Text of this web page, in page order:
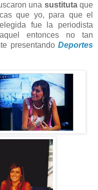
una sustitutaque
que yo, para que el
fue la periodista
entonces no tan
presentando Deportes